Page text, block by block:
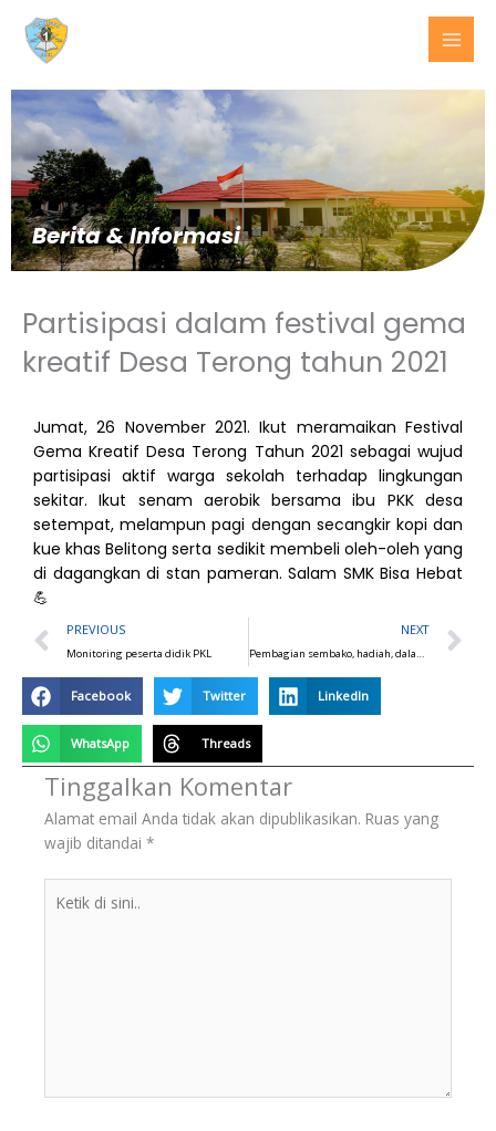
konten
Berita & Informasi
Partisipasi dalam festival gema
kreatif Desa Terong tahun 2021
Jumat, 26 November 2021. Ikut meramaikan Festival
Gema Kreatif Desa Terong Tahun 2021 sebagai wujud
partisipasi aktif warga sekolah terhadap lingkungan
sekitar. Ikut senam aerobik bersama ibu PKK desa
setempat, melampun pagi dengan secangkir kopi dan
kue khas Belitong serta sedikit membeli oleh-oleh yang
di dagangkan di stan pameran. Salam SMK Bisa Hebat
💪
Prev
PREVIOUS
Monitoring peserta didik PKL
NEXT
Pembagian sembako, hadiah, dalam rangka HGN & HUT Provinsi Babel ke-21
Facebook Twitter LinkedIn
WhatsApp Threads
Tinggalkan Komentar
Alamat email Anda tidak akan dipublikasikan. Ruas yang
wajib ditandai *
BERITA
TERKINI